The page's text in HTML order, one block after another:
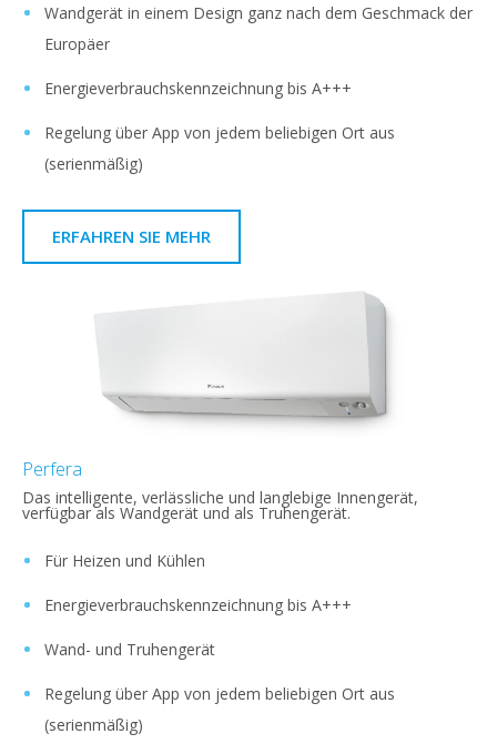
Wandgerät in einem Design ganz nach dem Geschmack der
Europäer
Energieverbrauchskennzeichnung bis A+++
Regelung über App von jedem beliebigen Ort aus
(serienmäßig)
ERFAHREN SIE MEHR
Perfera
Das intelligente, verlässliche und langlebige Innengerät,
verfügbar als Wandgerät und als Truhengerät.
Für Heizen und Kühlen
Energieverbrauchskennzeichnung bis A+++
Wand- und Truhengerät
Regelung über App von jedem beliebigen Ort aus
(serienmäßig)